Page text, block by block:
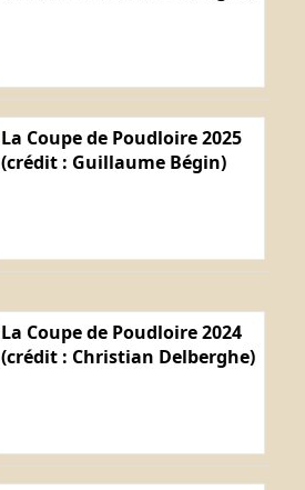
La Coupe de Poudloire 2025
(crédit : Guillaume Bégin)
La Coupe de Poudloire 2024
(crédit : Christian Delberghe)